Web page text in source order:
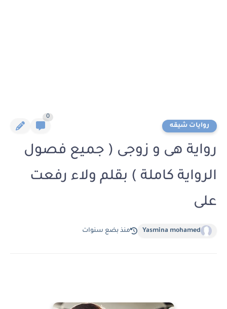
روايات شيقه
0
رواية هى و زوجى ( جميع فصول
الرواية كاملة ) بقلم ولاء رفعت
على
Yasmina mohamed منذ بضع سنوات